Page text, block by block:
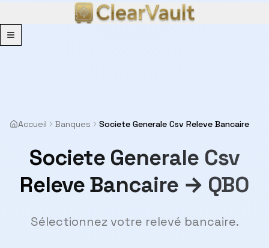
Menu
Accueil Banques Societe Generale Csv Releve Bancaire
Societe Generale Csv
Releve Bancaire → QBO
Sélectionnez votre relevé bancaire.